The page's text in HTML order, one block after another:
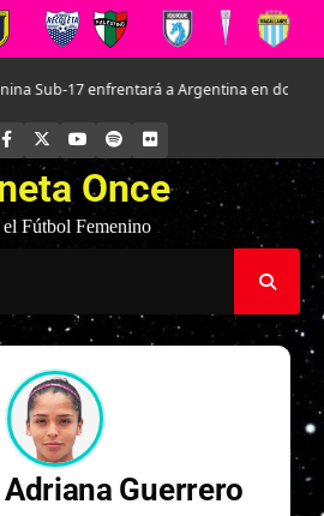
Sub-17 enfrentará a Argentina en doble
FACEBOOK YOUTUBE
SPOTIFYFLICKR
Once
Fútbol Femenino
Guerrero